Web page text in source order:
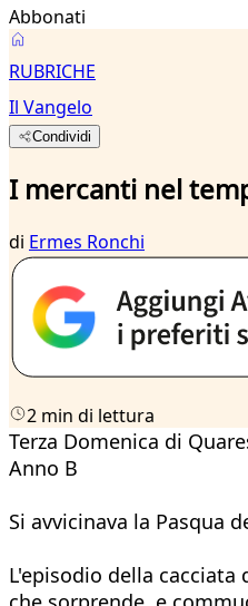
Abbonati
RUBRICHE
Il Vangelo
Condividi
I mercanti nel
di Ermes Ronchi
2 min di lettura
Terza Domenica di
Anno B
Si avvicinava la Pasqua
L'episodio della